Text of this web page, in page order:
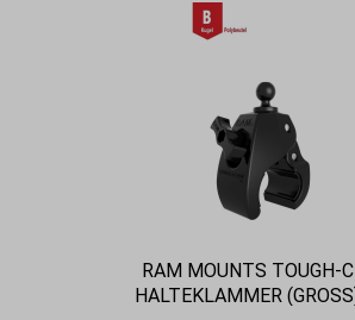
RAM MOUNTS TOUGH-
HALTEKLAMMER (GROSS)